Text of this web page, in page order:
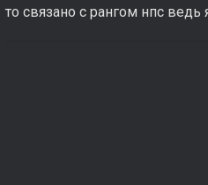
то связано с рангом нпс